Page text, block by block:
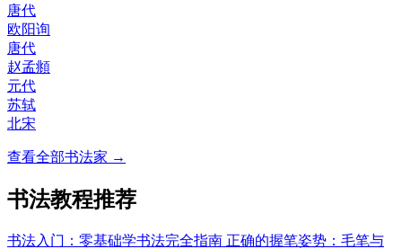
唐代
欧阳询
唐代
赵孟頫
元代
苏轼
北宋
查看全部书法家 →
书法教程推荐
书法入门：零基础学书法完全指南 正确的握笔姿势：毛笔与